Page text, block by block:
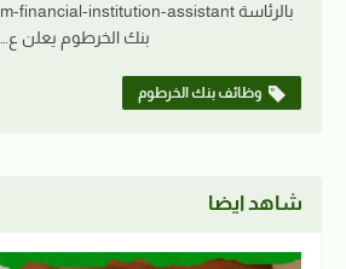
بنك الخرطوم يعلن ع…
وظائف بنك الخرطوم
شاهد ايضا